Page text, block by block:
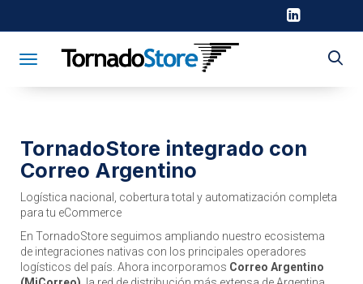
Toggle navigation
TornadoStore integrado con
Correo Argentino
Logística nacional, cobertura total y automatización completa
para tu eCommerce
En TornadoStore seguimos ampliando nuestro ecosistema
de integraciones nativas con los principales operadores
logísticos del país. Ahora incorporamos Correo Argentino